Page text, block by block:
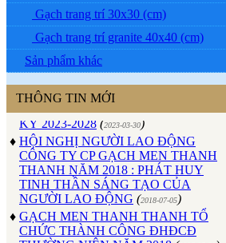
Gạch trang trí 30x30 (cm)
Gạch trang trí granite 40x40 (cm)
Sản phẩm khác
THÔNG TIN MỚI
♦ ĐẠI HỘI ĐỒNG CỔ ĐÔNG
THƯỜNG NIÊN CÔNG TY GẠCH
MEN THANH THANH NĂM
2023 (2023-04-24)
ĐẠI HỘI CÔNG ĐOÀN CƠ SỞ
CÔNG TY GẠCH MEN THANH
THANH LẦN THỨ XVI, NHIỆM
KỲ 2023-2028 (2023-03-30)
HỘI NGHỊ NGƯỜI LAO ĐỘNG
CÔNG TY CP GẠCH MEN THANH
THANH NĂM 2018 : PHÁT HUY
TINH THẦN SÁNG TẠO CỦA
NGƯỜI LAO ĐỘNG (2018-07-05)
GẠCH MEN THANH THANH TỔ
CHỨC THÀNH CÔNG ĐHĐCĐ
THƯỜNG NIÊN NĂM 2018 (2018-05-21